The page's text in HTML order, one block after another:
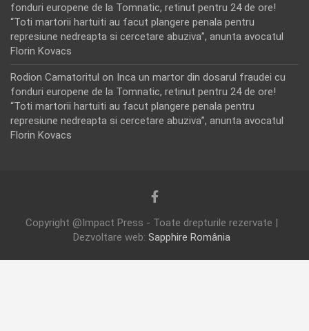
fonduri europene de la Tomnatic, retinut pentru 24 de ore!
“Toti martorii hartuiti au facut plangere penala pentru
represiune nedreapta si cercetare abuziva”, anunta avocatul
Florin Kovacs
Rodion Camatoritul on Inca un martor din dosarul fraudei cu
fonduri europene de la Tomnatic, retinut pentru 24 de ore!
“Toti martorii hartuiti au facut plangere penala pentru
represiune nedreapta si cercetare abuziva”, anunta avocatul
Florin Kovacs
Copyright @Impact Press - Toate drepturile rezervate |
Dezvoltare web: Sapphire România